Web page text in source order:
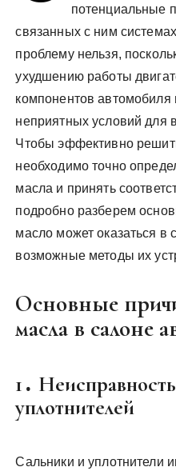
потенциальные
связанных с ним
проблему нельзя,
ухудшению работы
компонентов автомобиля
неприятных условий для
Чтобы эффективно
необходимо точно
масла и принять
подробно разберем
масло может оказаться в
возможные методы их
Основные
масла в салоне
1․
уплотнителей
Сальники и уплотнители